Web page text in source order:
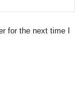
for the next time I